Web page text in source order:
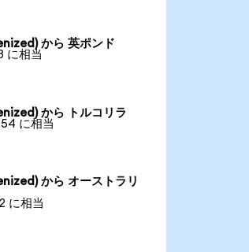
から 英ポンド
に相当
から トルコリラ
に相当
から オーストラリ
に相当